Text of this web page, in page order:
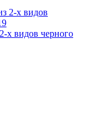
х видов черного